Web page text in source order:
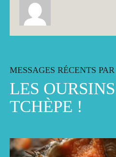
MESSAGES RÉCENTS
LES
TCHÈPE !